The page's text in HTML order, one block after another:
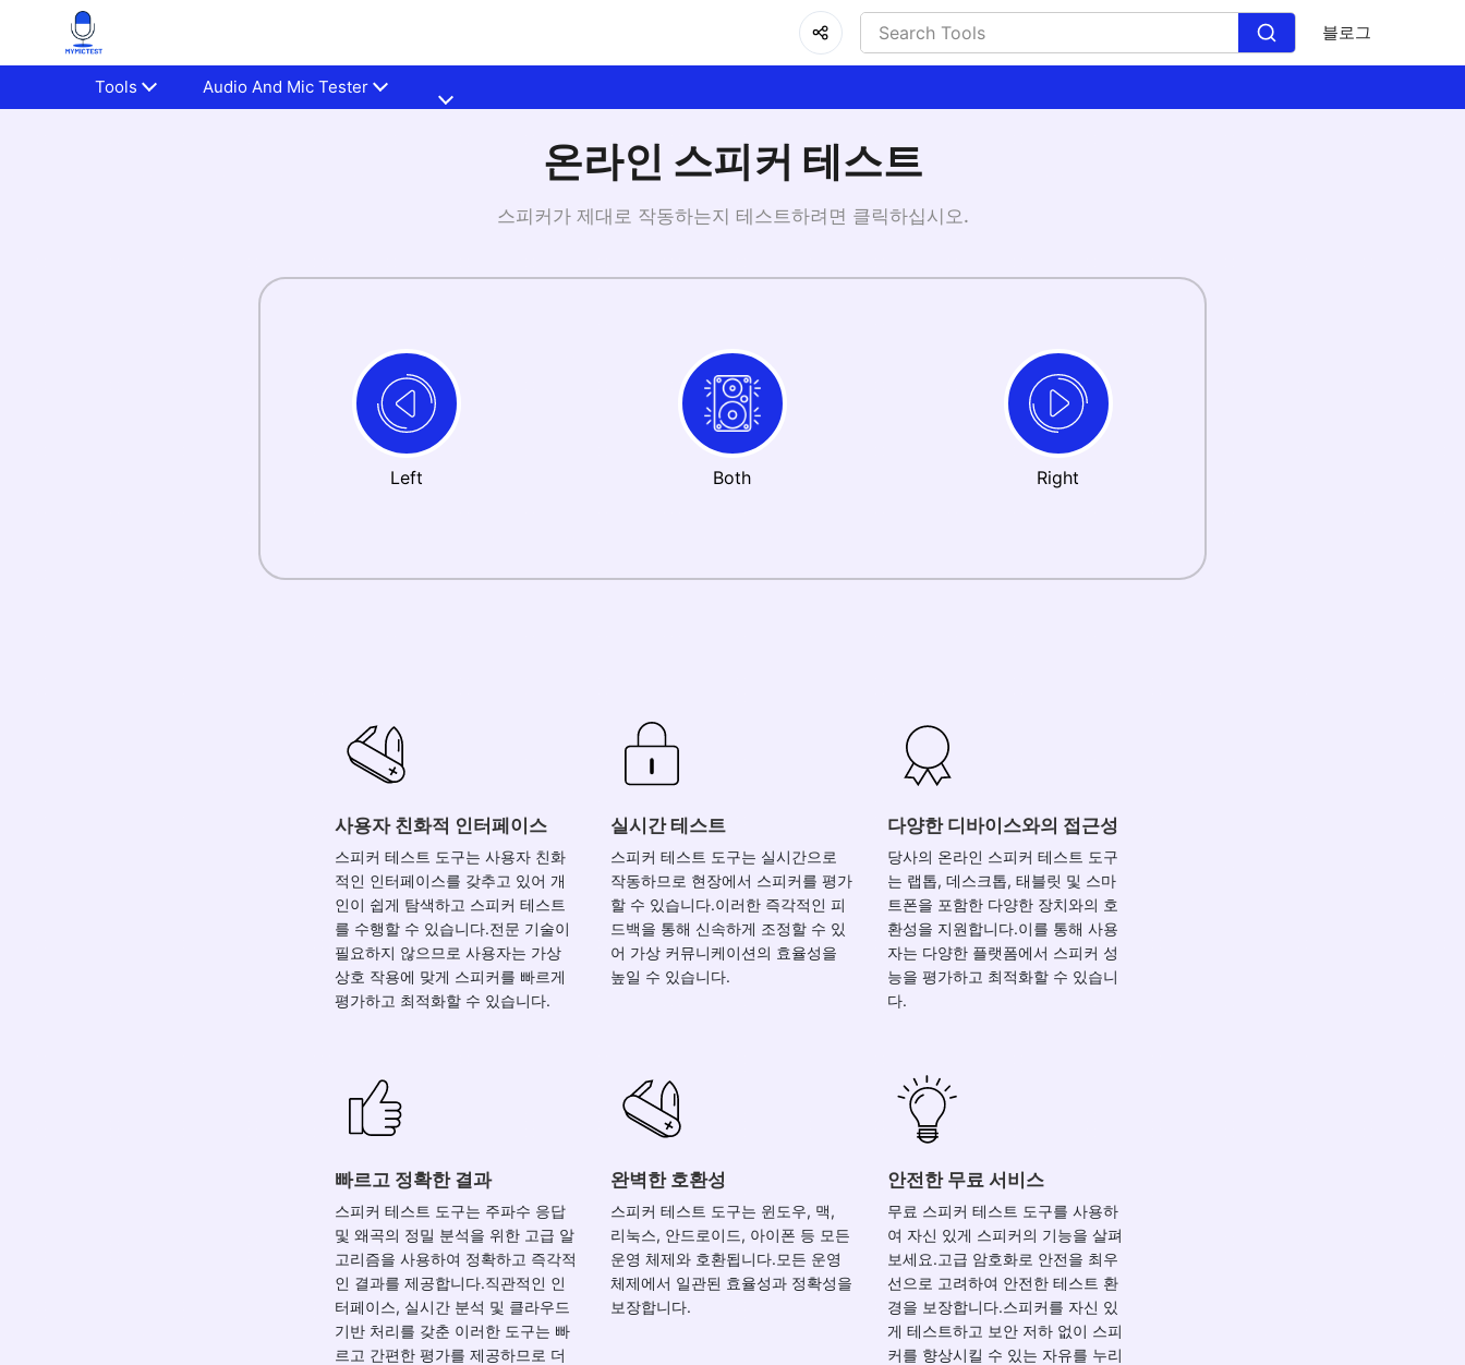
블로그
Tools Audio And Mic Tester
온라인 스피커 테스트
스피커가 제대로 작동하는지 테스트하려면 클릭하십시오.
Left Both Right
사용자 친화적 인터페이스
스피커 테스트 도구는 사용자 친화
적인 인터페이스를 갖추고 있어 개
인이 쉽게 탐색하고 스피커 테스트
를 수행할 수 있습니다.전문 기술이
필요하지 않으므로 사용자는 가상
상호 작용에 맞게 스피커를 빠르게
평가하고 최적화할 수 있습니다.
실시간 테스트
스피커 테스트 도구는 실시간으로
작동하므로 현장에서 스피커를 평가
할 수 있습니다.이러한 즉각적인 피
드백을 통해 신속하게 조정할 수 있
어 가상 커뮤니케이션의 효율성을
높일 수 있습니다.
다양한 디바이스와의 접근성
당사의 온라인 스피커 테스트 도구
는 랩톱, 데스크톱, 태블릿 및 스마
트폰을 포함한 다양한 장치와의 호
환성을 지원합니다.이를 통해 사용
자는 다양한 플랫폼에서 스피커 성
능을 평가하고 최적화할 수 있습니
다.
빠르고 정확한 결과
스피커 테스트 도구는 주파수 응답
및 왜곡의 정밀 분석을 위한 고급 알
고리즘을 사용하여 정확하고 즉각적
인 결과를 제공합니다.직관적인 인
터페이스, 실시간 분석 및 클라우드
기반 처리를 갖춘 이러한 도구는 빠
르고 간편한 평가를 제공하므로 더
완벽한 호환성
스피커 테스트 도구는 윈도우, 맥,
리눅스, 안드로이드, 아이폰 등 모든
운영 체제와 호환됩니다.모든 운영
체제에서 일관된 효율성과 정확성을
보장합니다.
안전한 무료 서비스
무료 스피커 테스트 도구를 사용하
여 자신 있게 스피커의 기능을 살펴
보세요.고급 암호화로 안전을 최우
선으로 고려하여 안전한 테스트 환
경을 보장합니다.스피커를 자신 있
게 테스트하고 보안 저하 없이 스피
커를 향상시킬 수 있는 자유를 누리